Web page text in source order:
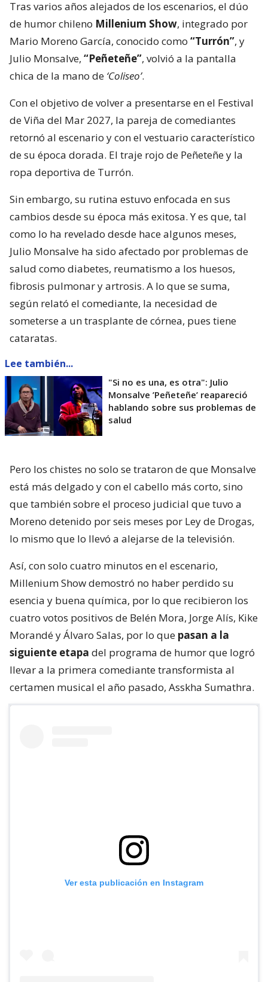
Tras varios años alejados de los escenarios, el dúo
de humor chileno Millenium Show, integrado por
Mario Moreno García, conocido como “Turrón”, y
Julio Monsalve, “Peñeteñe”, volvió a la pantalla
chica de la mano de ‘Coliseo’.
Con el objetivo de volver a presentarse en el Festival
de Viña del Mar 2027, la pareja de comediantes
retornó al escenario y con el vestuario característico
de su época dorada. El traje rojo de Peñeteñe y la
ropa deportiva de Turrón.
Sin embargo, su rutina estuvo enfocada en sus
cambios desde su época más exitosa. Y es que, tal
como lo ha revelado desde hace algunos meses,
Julio Monsalve ha sido afectado por problemas de
salud como diabetes, reumatismo a los huesos,
fibrosis pulmonar y artrosis. A lo que se suma,
según relató el comediante, la necesidad de
someterse a un trasplante de córnea, pues tiene
cataratas.
Lee también...
"Si no es una, es otra": Julio
Monsalve ’Peñeteñe’ reapareció
hablando sobre sus problemas de
salud
Pero los chistes no solo se trataron de que Monsalve
está más delgado y con el cabello más corto, sino
que también sobre el proceso judicial que tuvo a
Moreno detenido por seis meses por Ley de Drogas,
lo mismo que lo llevó a alejarse de la televisión.
Así, con solo cuatro minutos en el escenario,
Millenium Show demostró no haber perdido su
esencia y buena química, por lo que recibieron los
cuatro votos positivos de Belén Mora, Jorge Alís, Kike
Morandé y Álvaro Salas, por lo que pasan a la
siguiente etapa del programa de humor que logró
llevar a la primera comediante transformista al
certamen musical el año pasado, Asskha Sumathra.
Ver esta publicación en Instagram